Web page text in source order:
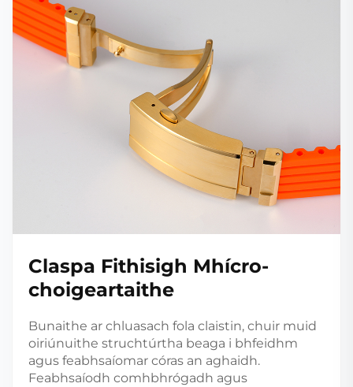
Claspa Fithisigh Mhícro-
choigeartaithe
Bunaithe ar chluasach fola claistin, chuir muid
oiriúnuithe struchtúrtha beaga i bhfeidhm
agus feabhsaíomar córas an aghaidh.
Feabhsaíodh comhbhrógadh agus